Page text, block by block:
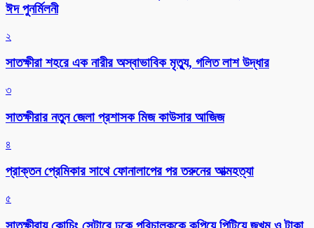
ঈদ পুনর্মিলনী
২
সাতক্ষীরা শহরে এক নারীর অস্বাভাবিক মৃত্যু, গলিত লাশ উদ্ধার
৩
সাতক্ষীরার নতুন জেলা প্রশাসক মিজ কাউসার আজিজ
৪
প্রাক্তন প্রেমিকার সাথে ফোনালাপের পর তরুনের আত্মহত্যা
৫